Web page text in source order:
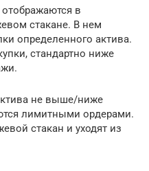
в
стакане. В нем
определенного актива.
стандартно ниже
не выше/ниже
лимитными ордерами.
стакан и уходят из